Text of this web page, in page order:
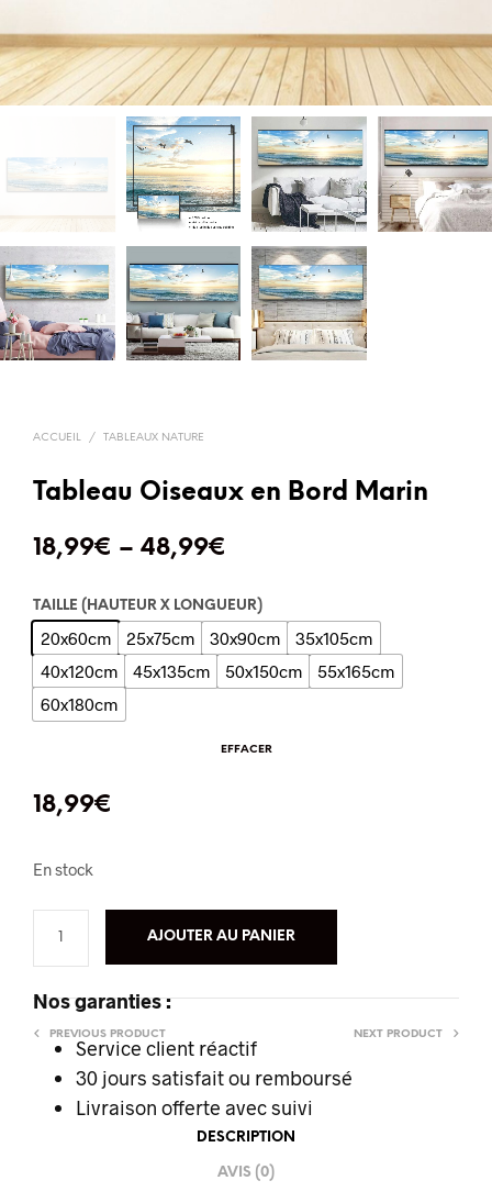
ACCUEIL / TABLEAUX NATURE
Tableau Oiseaux en Bord Marin
18,99€ – 48,99€
TAILLE (HAUTEUR X LONGUEUR)
20x60cm 25x75cm 30x90cm
35x105cm
40x120cm
45x135cm 50x150cm
55x165cm
60x180cm
EFFACER
18,99€
En stock
AJOUTER AU PANIER
Nos garanties :
Service client réactif
30 jours satisfait ou remboursé
Livraison offerteavec suivi
PREVIOUS PRODUCT NEXT PRODUCT
DESCRIPTION
AVIS (0)